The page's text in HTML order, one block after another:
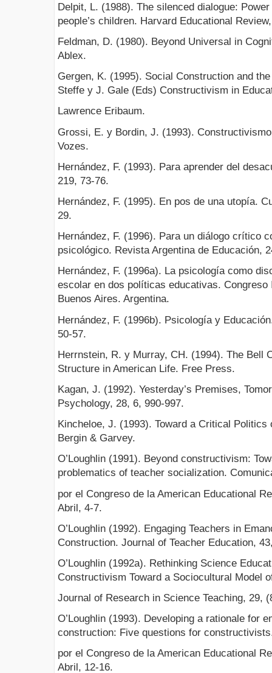
Delpit, L. (1988). The silenced dialogue:
people’s children. Harvard Educational
Feldman, D. (1980). Beyond Universal in
Ablex.
Gergen, K. (1995). Social Construction and
Steffe y J. Gale (Eds) Constructivism in
Lawrence Eribaum.
Grossi, E. y Bordin, J. (1993).
Vozes.
Hernández, F. (1993). Para aprender del
219, 73-76.
Hernández, F. (1995). En pos de una utopía.
29.
Hernández, F. (1996). Para un diálogo crítico
psicológico. Revista Argentina de Educación,
Hernández, F. (1996a). La psicología como
escolar en dos políticas educativas. Congreso
Buenos Aires. Argentina.
Hernández, F. (1996b). Psicología y
50-57.
Herrnstein, R. y Murray, CH. (1994). The Bell
Structure in American Life. Free Press.
Kagan, J. (1992). Yesterday’s Premises,
Psychology, 28, 6, 990-997.
Kincheloe, J. (1993). Toward a Critical
Bergin & Garvey.
O’Loughlin (1991). Beyond constructivism:
problematics of teacher socialization.
por el Congreso de la American Educational
Abril, 4-7.
O’Loughlin (1992). Engaging Teachers in
Construction. Journal of Teacher Education,
O’Loughlin (1992a). Rethinking Science
Constructivism Toward a Sociocultural Model
Journal of Research in Science Teaching, 29,
O’Loughlin (1993). Developing a rationale for
construction: Five questions for
por el Congreso de la American Educational
Abril, 12-16.